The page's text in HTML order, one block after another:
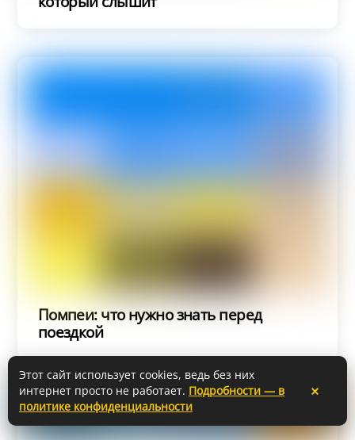
×
Этот сайт использует cookies, ведь без них
интернет просто не работает. Подробности — в
политике конфиденциальности
Помпеи: что нужно знать перед
поездкой